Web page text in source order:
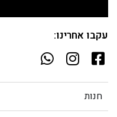
עקבו אחרינו:
חנות